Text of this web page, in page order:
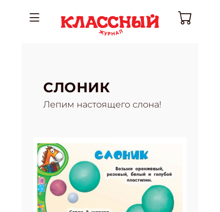
СЛОНИК
Лепим настоящего слона!